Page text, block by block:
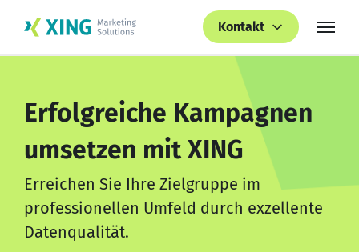
Kontakt
Erfolgreiche Kampagnen
umsetzen mit XING
Erreichen Sie Ihre Zielgruppe im
professionellen Umfeld durch exzellente
Datenqualität.